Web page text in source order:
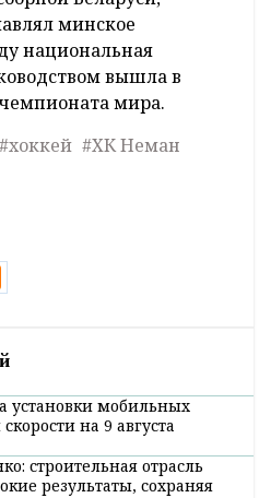
минское
национальная
вышла в
мира.
#хоккей #ХК Неман
установки мобильных
на 9 августа
строительная отрасль
результаты, сохраняя